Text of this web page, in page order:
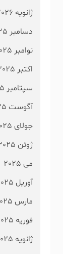
ژانویه 2026
دسامبر 2025
نوامبر 2025
اکتبر 2025
سپتامبر 2025
آگوست 2025
جولای 2025
ژوئن 2025
می 2025
آوریل 2025
مارس 2025
فوریه 2025
ژانویه 2025